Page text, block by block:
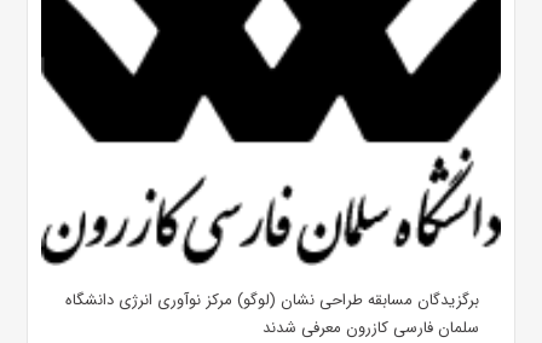
برگزیدگان مسابقه طراحی نشان (لوگو) مرکز نوآوری انرژی دانشگاه
سلمان فارسی کازرون معرفی شدند